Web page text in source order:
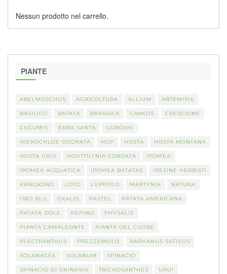
Nessun prodotto nel carrello.
PIANTE
ABELMOSCHUS AGRICOLTURA ALLIUM ARTEMISIA
BASILICO BATATA BRASSICA CAMOTE CRESCIONE
CUCUMIS ERBA SANTA GOBOSHI
HIEROCHLOE ODORATA HOP HOSTA HOSTA MONTANA
HOSTA URUI HOUTTUYNIA CORDATA IPOMEA
IPOMEA ACQUATICA IPOMEA BATATAS IRESINE HERBISTI
KANGKONG LOTO LUPPOLO MARTYNIA NATURA
ORO BLU OXALIS PASTEL PATATA AMERICANA
PATATA DOLE PEPINO PHYSALIS
PIANTA CAMALEONTE PIANTA DEL CUORE
PLECTRANTHUS PREZZEMOLO RAPHANUS SATIVUS
SOLANACEE SOLANUM SPINACIO
SPINACIO DI OKINAWA TRICHOSANTHES URUI